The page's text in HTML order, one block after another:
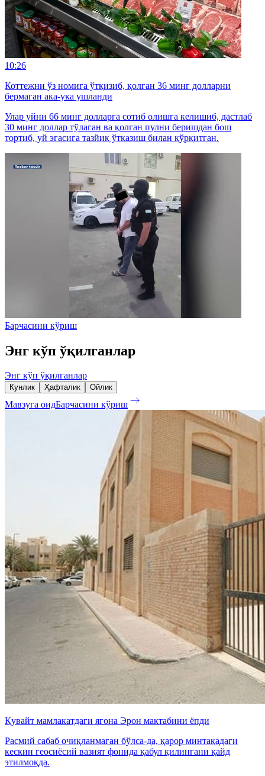
10:26
Коттежни ўз номига ўтқизиб, қолган 36 минг долларни
бермаган ака-ука ушланди
Улар уйни 66 минг долларга сотиб олишга келишиб, дастлаб
30 минг доллар тўлаган ва қолган пулни беришдан бош
тортиб, уй эгасига тазйиқ ўтказиш билан қўрқитган.
Барчасини кўриш
Энг кўп ўқилганлар
Энг кўп ўқилганлар
Кунлик Ҳафталик Ойлик
Мавзуга оидБарчасини кўриш
Қувайт мамлакатдаги ягона Эрон мактабини ёпди
Расмий сабаб очиқланмаган бўлса-да, қарор минтақадаги
кескин геосиёсий вазият фонида қабул қилингани қайд
этилмоқда.